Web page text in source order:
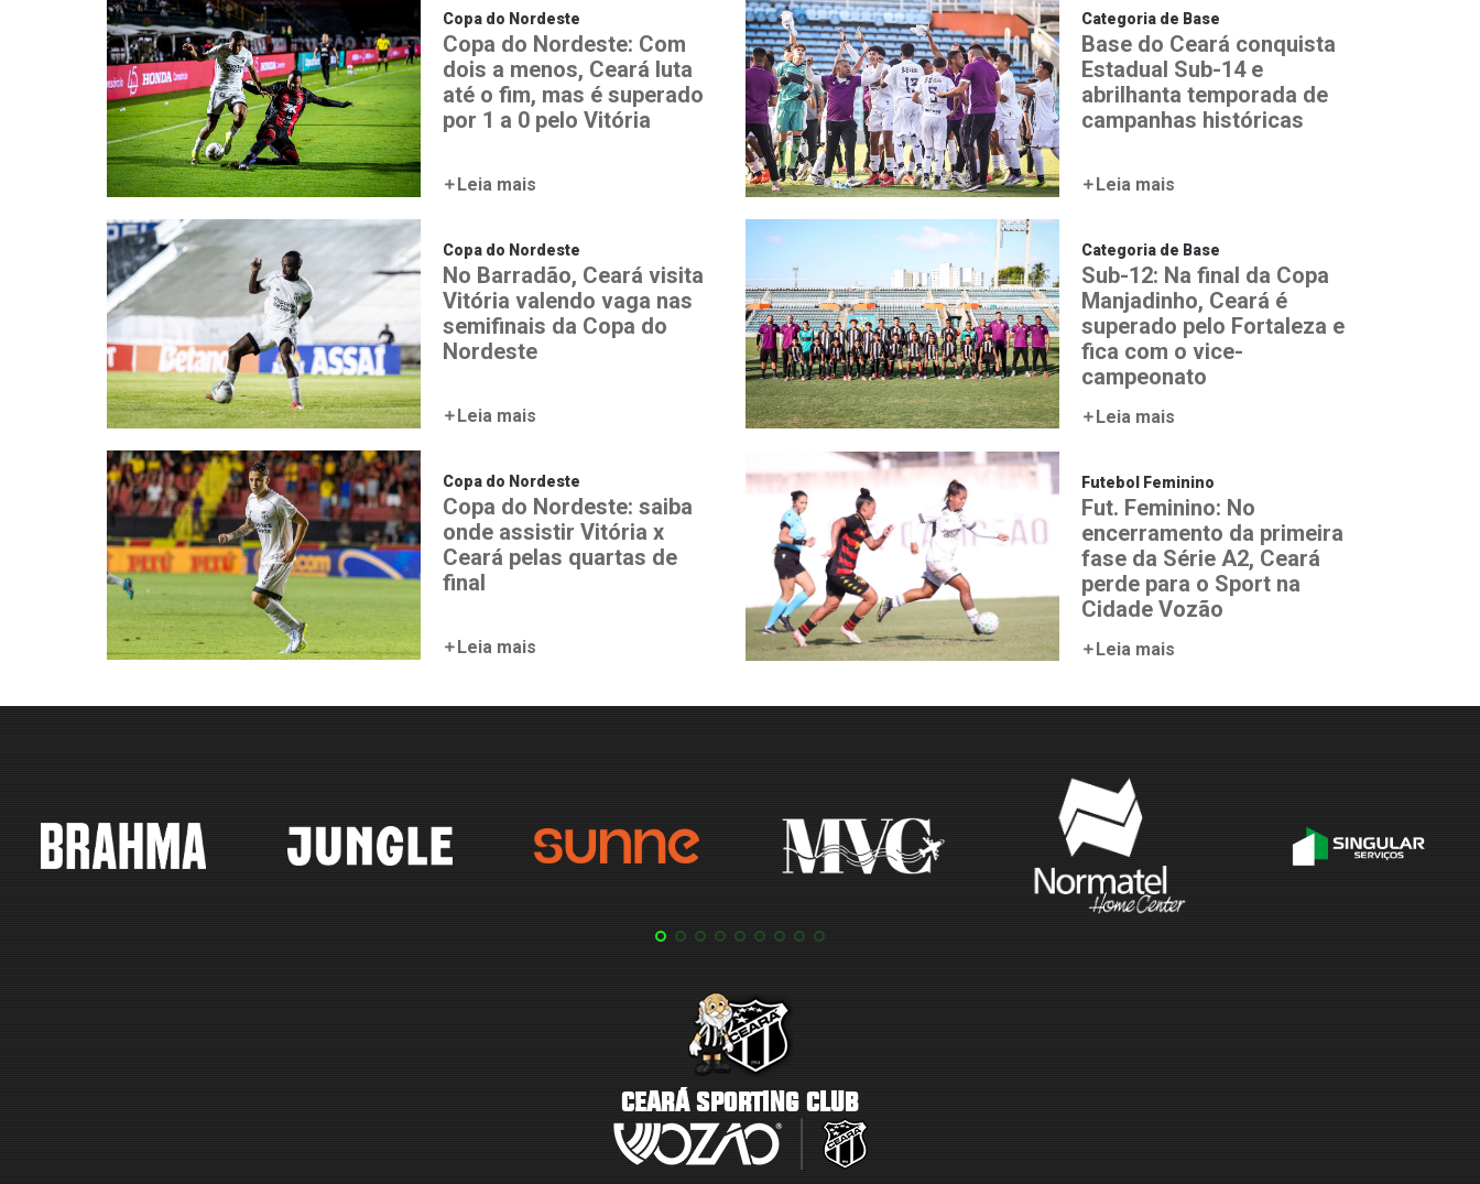
Copa do Nordeste
Copa do Nordeste: Com
dois a menos, Ceará luta
até o fim, mas é superado
por 1 a 0 pelo Vitória
Leia mais
Copa do Nordeste
No Barradão, Ceará visita
Vitória valendo vaga nas
semifinais da Copa do
Nordeste
Leia mais
Copa do Nordeste
Copa do Nordeste: saiba
onde assistir Vitória x
Ceará pelas quartas de
final
Leia mais
Categoria de Base
Base do Ceará conquista
Estadual Sub-14 e
abrilhanta temporada de
campanhas históricas
Leia mais
Categoria de Base
Sub-12: Na final da Copa
Manjadinho, Ceará é
superado pelo Fortaleza e
fica com o vice-
campeonato
Leia mais
Futebol Feminino
Fut. Feminino: No
encerramento da primeira
fase da Série A2, Ceará
perde para o Sport na
Cidade Vozão
Leia mais
CEARÁ SPORTING CLUB